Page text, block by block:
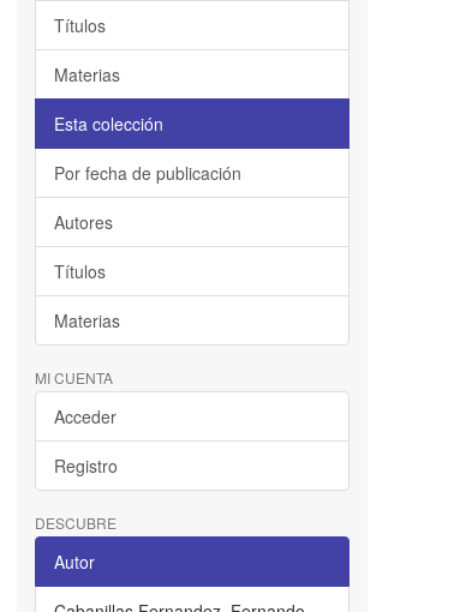
Títulos
Materias
Esta colección
Por fecha de publicación
Autores
Títulos
Materias
MI CUENTA
Acceder
Registro
DESCUBRE
Autor